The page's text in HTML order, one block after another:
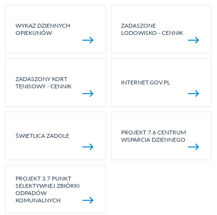
WYKAZ DZIENNYCH
OPIEKUNÓW
ZADASZONE
LODOWISKO - CENNIK
ZADASZONY KORT
TENISOWY - CENNIK
INTERNET.GOV.PL
ŚWIETLICA ZADOLE
PROJEKT 7.6 CENTRUM
WSPARCIA DZIENNEGO
PROJEKT 3.7 PUNKT
SELEKTYWNEJ ZBIÓRKI
ODPADÓW
KOMUNALNYCH